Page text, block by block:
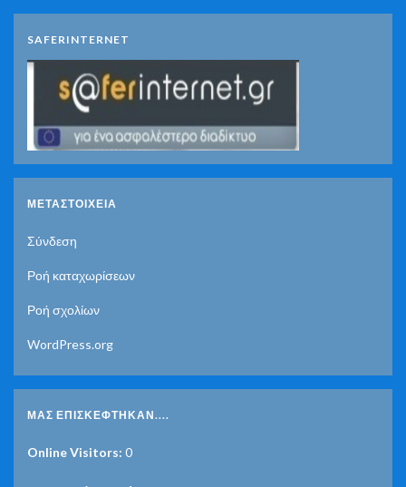
SAFERINTERNET
ΜΕΤΑΣΤΟΙΧΕΊΑ
Σύνδεση
Ροή καταχωρίσεων
Ροή σχολίων
WordPress.org
ΜΑΣ ΕΠΙΣΚΈΦΤΗΚΑΝ....
Online Visitors: 0